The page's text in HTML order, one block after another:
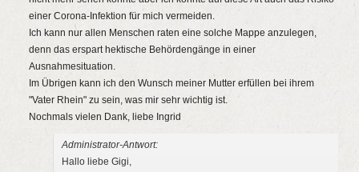
einer Corona-Infektion für mich vermeiden.
Ich kann nur allen Menschen raten eine solche Mappe anzulegen,
denn das erspart hektische Behördengänge in einer
Ausnahmesituation.
Im Übrigen kann ich den Wunsch meiner Mutter erfüllen bei ihrem
"Vater Rhein" zu sein, was mir sehr wichtig ist.
Nochmals vielen Dank, liebe Ingrid
Administrator-Antwort:
Hallo liebe Gigi,